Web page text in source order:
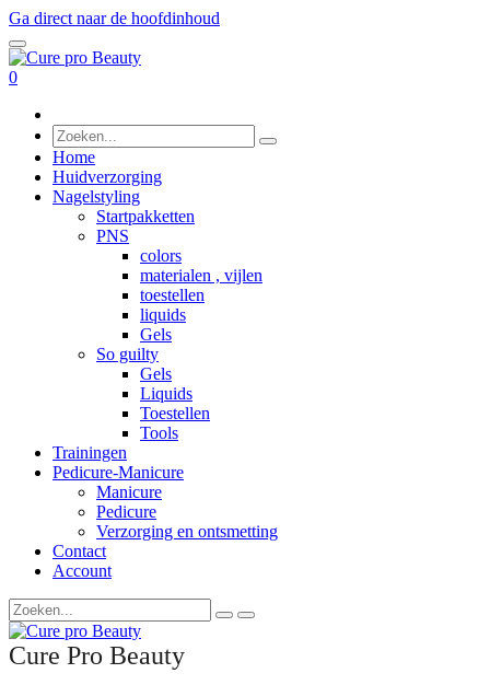
Ga direct naar de hoofdinhoud
0
Home
Huidverzorging
Nagelstyling
Startpakketten
PNS
colors
materialen , vijlen
toestellen
liquids
Gels
So guilty
Gels
Liquids
Toestellen
Tools
Trainingen
Pedicure-Manicure
Manicure
Pedicure
Verzorging en ontsmetting
Contact
Account
Cure Pro Beauty